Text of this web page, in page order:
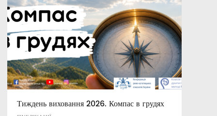
Тиждень виховання 2026. Компас в грудях
Духовно-моральні цінності в системі
Католицькі заклади освіти України XVII –